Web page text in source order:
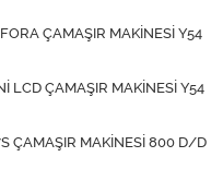
ÇAMAŞIR MAKİNESİ Y54
LCD ÇAMAŞIR MAKİNESİ Y54
ÇAMAŞIR MAKİNESİ 800 D/D